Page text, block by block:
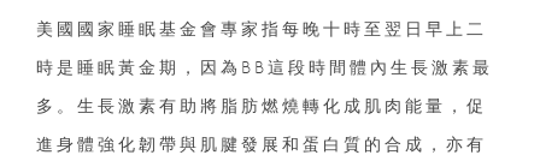
美國國家睡眠基金會專家指每晚十時至翌日早上二
時是睡眠黃金期，因為BB這段時間體內生長激素最
多。生長激素有助將脂肪燃燒轉化成肌肉能量，促
進身體強化韌帶與肌腱發展和蛋白質的合成，亦有